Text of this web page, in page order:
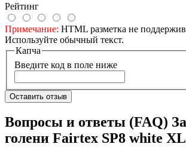
Рейтинг
Примечание: HTML разметка не
Используйте обычный текст.
Капча
Введите код в поле ниже
Оставить отзыв
Вопросы и ответы (FAQ)
голени Fairtex SP8 white XL